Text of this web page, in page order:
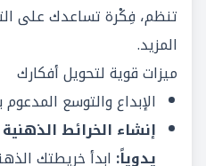
تنظم، فِكْرة تساعدك على
المزيد.
ميزات قوية لتحويل أفكارك
الإبداع والتوسع
إنشاء الخرائط
يدوياً: ابدأ خريطتك